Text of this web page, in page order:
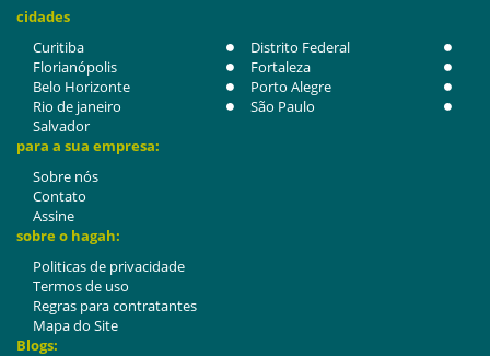
cidades
Curitiba
Distrito Federal
Florianópolis
Fortaleza
Belo Horizonte
Porto Alegre
Rio de janeiro
São Paulo
Salvador
para a sua empresa:
Sobre nós
Contato
Assine
sobre o hagah:
Politicas de privacidade
Termos de uso
Regras para contratantes
Mapa do Site
Blogs: